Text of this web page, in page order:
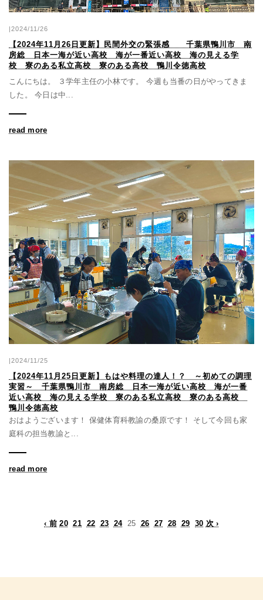
|2024/11/26
【2024年11月26日更新】民間外交の緊張感 千葉県鴨川市 南
房総 日本一海が近い高校 海が一番近い高校 海の見える学
校 寮のある私立高校 寮のある高校 鴨川令徳高校
こんにちは。 ３学年主任の小林です。 今週も当番の日がやってきま
した。 今日は中...
read more
|2024/11/25
【2024年11月25日更新】もはや料理の達人！？ ～初めての調理
実習～ 千葉県鴨川市 南房総 日本一海が近い高校 海が一番
近い高校 海の見える学校 寮のある私立高校 寮のある高校
鴨川令徳高校
おはようございます！ 保健体育科教諭の桑原です！ そして今回も家
庭科の担当教諭と...
read more
‹ 前 20 21 22 23 24 25 26 27 28 29 30 次 ›